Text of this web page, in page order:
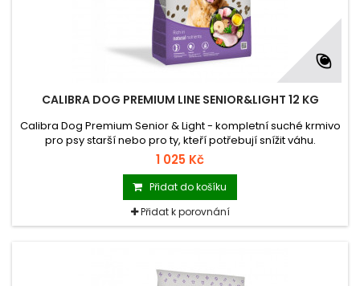
CALIBRA DOG PREMIUM LINE SENIOR&LIGHT 12 KG
Calibra Dog Premium Senior & Light - kompletní suché krmivo
pro psy starší nebo pro ty, kteří potřebují snížit váhu.
1 025 Kč
Přidat do košíku
Přidat k porovnání